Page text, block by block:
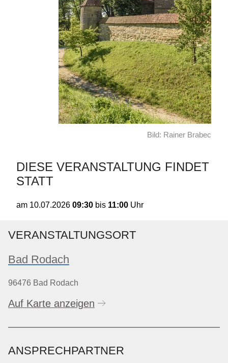
Bild: Rainer Brabec
DIESE VERANSTALTUNG FINDET
STATT
am 10.07.202609:30 bis 11:00 Uhr
VERANSTALTUNGSORT
Bad Rodach
96476 Bad Rodach
Auf Karte anzeigen
ANSPRECHPARTNER